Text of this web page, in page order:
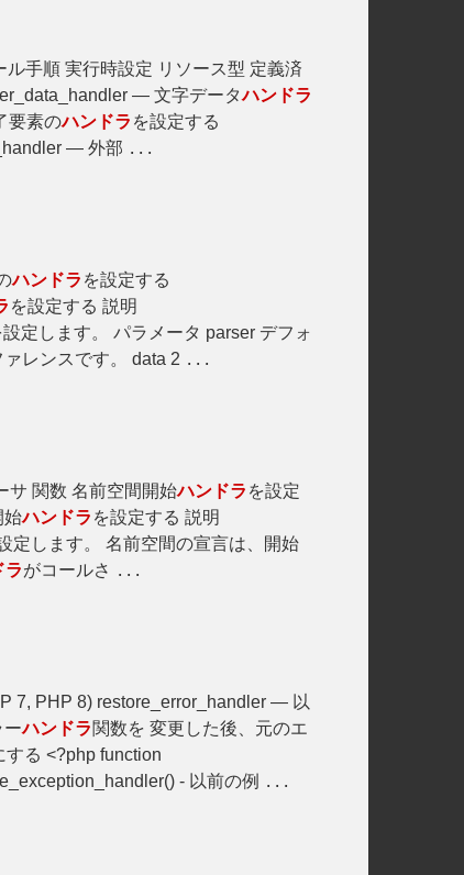
ル手順 実行時設定 リソース型 定義済
— 文字データハンドラ
要素のハンドラ を設定する
— 外部 ...
ハンドラ を設定する
を設定する 説明
定します。 パラメータ parser デフォ
レンスです。 data 2 ...
サ 関数 名前空間開始ハンドラ を設定
始ハンドラ を設定する 説明
定します。 名前空間の宣言は、開始
ラがコールさ ...
7, PHP 8) restore_error_handler — 以
ーハンドラ関数を 変更した後、元のエ
する <?php function
- 以前の例 ...